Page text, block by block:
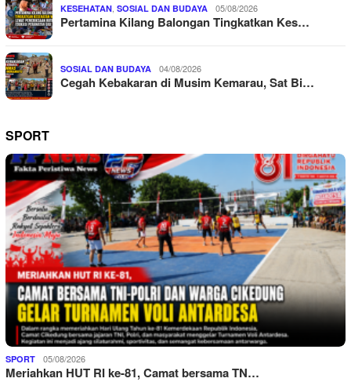
KESEHATAN SOSIAL DAN BUDAYA 05/08/2026
Pertamina Kilang Balongan Tingkatkan Kes…
SOSIAL DAN BUDAYA 04/08/2026
Cegah Kebakaran di Musim Kemarau, Sat Bi…
SPORT
SPORT 05/08/2026
Meriahkan HUT RI ke-81, Camat bersama TN…